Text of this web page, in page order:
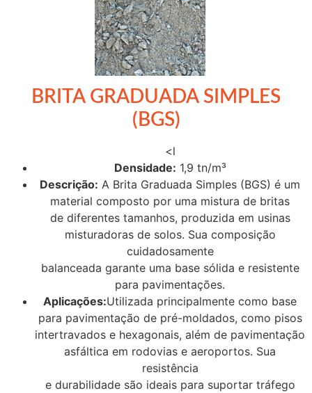
BRITA GRADUADA SIMPLES
(BGS)
<l
Densidade: 1,9 tn/m³
Descrição: A Brita Graduada Simples (BGS) é um
material composto por uma mistura de britas
de diferentes tamanhos, produzida em usinas
misturadoras de solos. Sua composição
cuidadosamente
balanceada garante uma base sólida e resistente
para pavimentações.
Aplicações:Utilizada principalmente como base
para pavimentação de pré-moldados, como pisos
intertravados e hexagonais, além de pavimentação
asfáltica em rodovias e aeroportos. Sua
resistência
e durabilidade são ideais para suportar tráfego